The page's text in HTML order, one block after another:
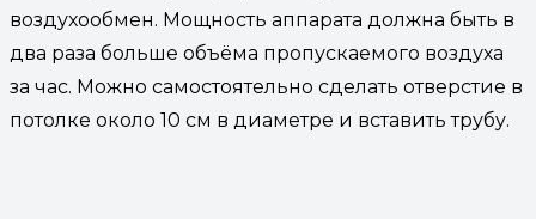
воздухообмен. Мощность аппарата должна быть в
два раза больше объёма пропускаемого воздуха
за час. Можно самостоятельно сделать отверстие в
потолке около 10 см в диаметре и вставить трубу.